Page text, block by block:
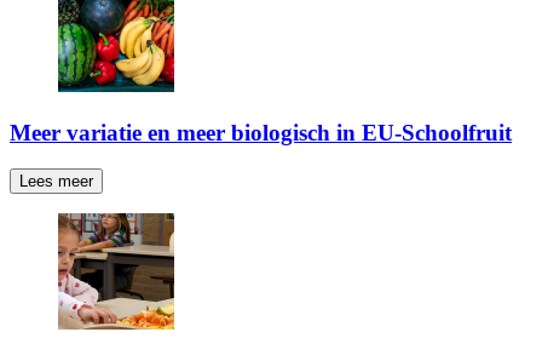
Meer variatie en meer biologisch in EU-Schoolfruit
Lees meer